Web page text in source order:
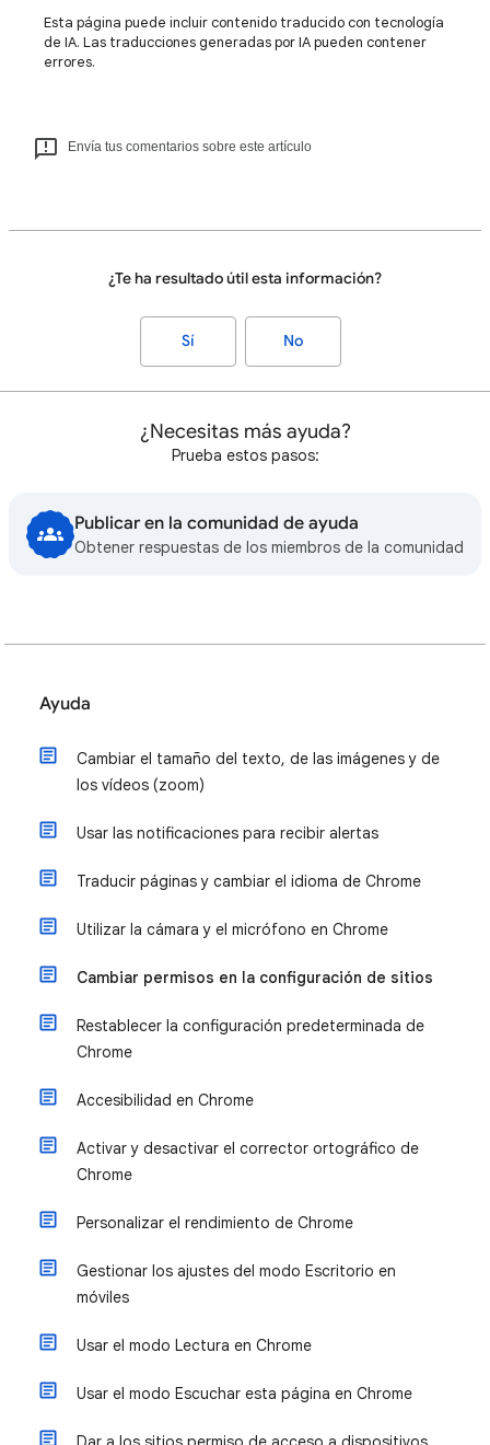
Esta página puede incluir contenido traducido con tecnología
de IA. Las traducciones generadas por IA pueden contener
errores.
Envía tus comentarios sobre este artículo
¿Te ha resultado útil esta información?
Sí No
¿Necesitas más ayuda?
Prueba estos pasos:
Publicar en la comunidad de ayuda
Obtener respuestas de los miembros de la comunidad
Ayuda
Cambiar el tamaño del texto, de las imágenes y de
los vídeos (zoom)
Usar las notificaciones para recibir alertas
Traducir páginas y cambiar el idioma de Chrome
Utilizar la cámara y el micrófono en Chrome
Cambiar permisos en la configuración de sitios
Restablecer la configuración predeterminada de
Chrome
Accesibilidad en Chrome
Activar y desactivar el corrector ortográfico de
Chrome
Personalizar el rendimiento de Chrome
Gestionar los ajustes del modo Escritorio en
móviles
Usar el modo Lectura en Chrome
Usar el modo Escuchar esta página en Chrome